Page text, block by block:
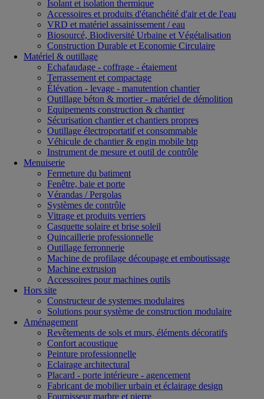
Isolant et isolation thermique
Accessoires et produits d'étanchéité d'air et de l'eau
VRD et matériel assainissement / eau
Biosourcé, Biodiversité Urbaine et Végétalisation
Construction Durable et Economie Circulaire
Matériel & outillage
Echafaudage - coffrage - étaiement
Terrassement et compactage
Élévation - levage - manutention chantier
Outillage béton & mortier - matériel de démolition
Equipements construction & chantier
Sécurisation chantier et chantiers propres
Outillage électroportatif et consommable
Véhicule de chantier & engin mobile btp
Instrument de mesure et outil de contrôle
Menuiserie
Fermeture du batiment
Fenêtre, baie et porte
Vérandas / Pergolas
Systèmes de contrôle
Vitrage et produits verriers
Casquette solaire et brise soleil
Quincaillerie professionnelle
Outillage ferronnerie
Machine de profilage découpage et emboutissage
Machine extrusion
Accessoires pour machines outils
Hors site
Constructeur de systemes modulaires
Solutions pour système de construction modulaire
Aménagement
Revêtements de sols et murs, éléments décoratifs
Confort acoustique
Peinture professionnelle
Eclairage architectural
Placard - porte intérieure - agencement
Fabricant de mobilier urbain et éclairage design
Fournisseur marbre et pierre